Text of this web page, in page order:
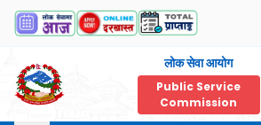
लोक सेवा आयोग
Public Service
Commission